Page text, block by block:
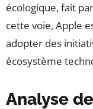
écologique, fait
cette voie, Apple
adopter des
écosystème
Analyse